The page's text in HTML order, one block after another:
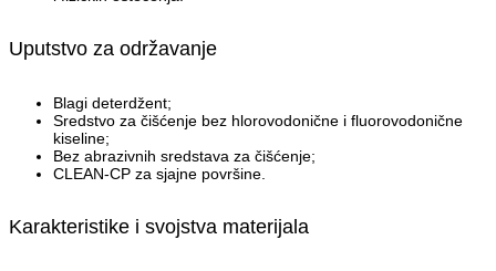
Uputstvo za održavanje
Blagi deterdžent;
Sredstvo za čišćenje bez hlorovodonične i fluorovodonične
kiseline;
Bez abrazivnih sredstava za čišćenje;
CLEAN-CP za sjajne površine.
Karakteristike i svojstva materijala